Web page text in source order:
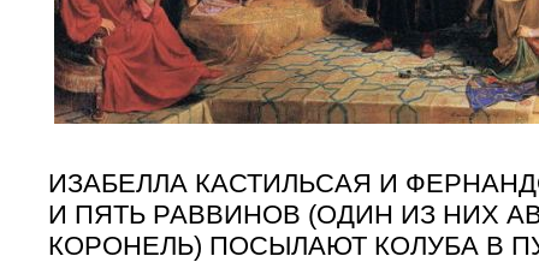
ИЗАБЕЛЛА КАСТИЛЬСАЯ И
И ПЯТЬ РАВВИНОВ (ОДИН ИЗ НИХ
КОРОНЕЛЬ) ПОСЫЛАЮТ КОЛУБА В